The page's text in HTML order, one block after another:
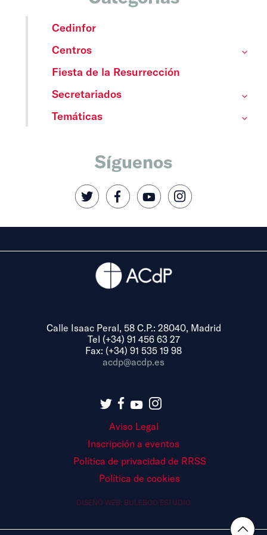
Cedinfor
Centros
Fiesta de la Resurrección
Secretariados
Temáticas
Síguenos
Calle Isaac Peral, 58 C.P.: 28040, Madrid
Tel (+34) 91 456 63 27
Fax: (+34) 91 535 19 98
acdp@acdp.es
Aviso Legal
Inscripción a eventos
Política de privacidad de RRSS
Política de cookies
DISEÑO WEB: BULEBOO ESTUDIO